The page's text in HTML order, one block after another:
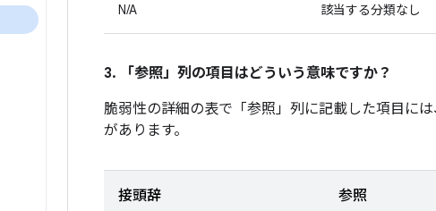
N/A 該当する分類なし
3. 「参照」 列の項目はどういう意味ですか？
脆弱性の詳細の表で「参照」 列に記載した項目に
があります。
接頭辞 参照